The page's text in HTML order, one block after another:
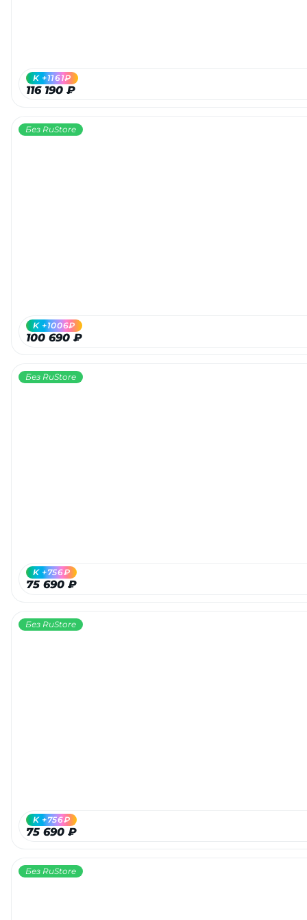
116 190 ₽
K +1161₽
Без RuStore
100 690 ₽
K +1006₽
Без RuStore
75 690 ₽
K +756₽
Без RuStore
75 690 ₽
K +756₽
Без RuStore